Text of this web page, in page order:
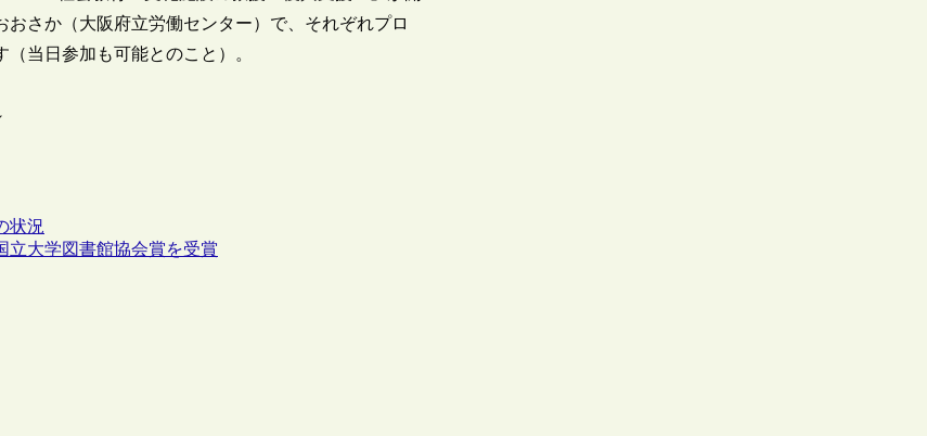
さか（大阪府立労働センター）で、それぞれプロ
当日参加も可能とのこと）。
状況
立大学図書館協会賞を受賞